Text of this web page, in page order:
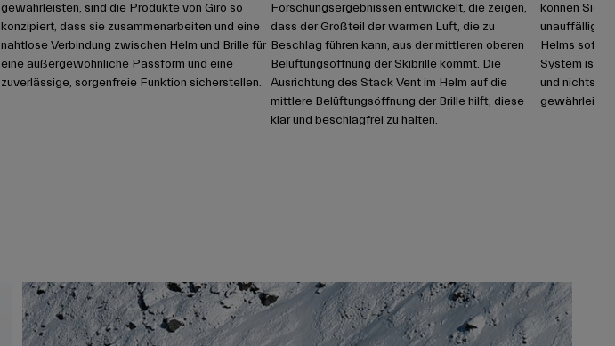
gewährleisten, sind die Produkte von Giro so
konzipiert, dass sie zusammenarbeiten und eine
nahtlose Verbindung zwischen Helm und Brille für
eine außergewöhnliche Passform und eine
zuverlässige, sorgenfreie Funktion sicherstellen.
Forschungsergebnissen entwickelt, die zeigen,
dass der Großteil der warmen Luft, die zu
Beschlag führen kann, aus der mittleren oberen
Belüftungsöffnung der Skibrille kommt. Die
Ausrichtung des Stack Vent im Helm auf die
mittlere Belüftungsöffnung der Brille hilft, diese
klar und beschlagfrei zu halten.
können Sie
unauffälligen
Helms sofort
System ist
und nichts ist